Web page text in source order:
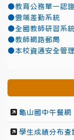
●教育公務單一認
●雲端差勤系統
●全國教師研習系統
●教師網路郵局
●本校資通安全管
龜山國中午餐網
學生成績分布查